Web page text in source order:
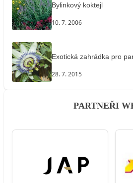
Bylinkový koktejl
10. 7. 2006
Exotická zahrádka pro
28. 7. 2015
PARTNEŘI